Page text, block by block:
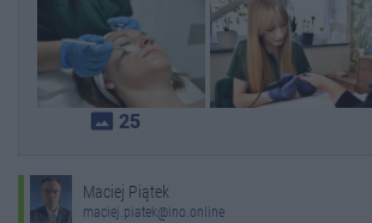
photo_size_select_actual 25
Maciej Piątek
maciej.piatek@ino.online